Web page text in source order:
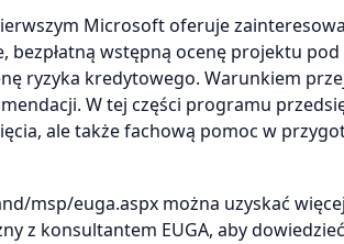
Microsoft oferuje
wstępną ocenę projektu
ryzyka kredytowego. Warunkiem
W tej części programu
ale także fachową pomoc w
msp/euga.aspx można uzyskać
z konsultantem EUGA, aby